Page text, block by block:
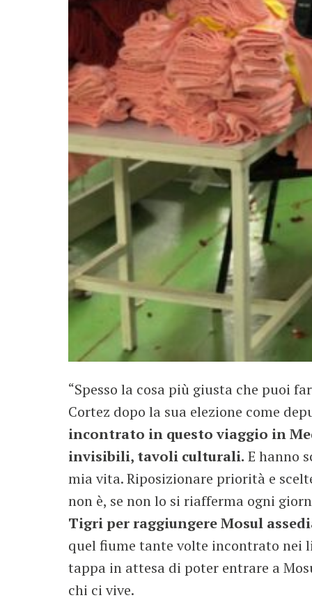
“Spesso la cosa più giusta che puoi
Cortez dopo la sua elezione come
incontrato in questo viaggio in
invisibili, tavoli culturali. E hanno
mia vita. Riposizionare priorità e
non è, se non lo si riafferma ogni
Tigri per raggiungere Mosul
quel fiume tante volte incontrato nei
tappa in attesa di poter entrare a
chi ci vive.